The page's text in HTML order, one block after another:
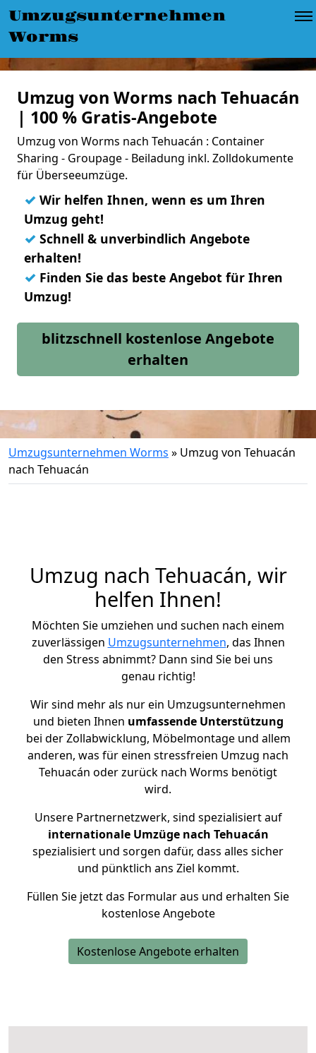
Umzugsunternehmen
Worms
Umzug von Worms nach Tehuacán
| 100 % Gratis-Angebote
Umzug von Worms nach Tehuacán : Container
Sharing - Groupage - Beiladung inkl. Zolldokumente
für Überseeumzüge.
✓ Wir helfen Ihnen, wenn es um Ihren
Umzug geht!
✓ Schnell & unverbindlich Angebote
erhalten!
✓ Finden Sie das beste Angebot für Ihren
Umzug!
blitzschnell kostenlose Angebote
erhalten
Umzugsunternehmen Worms » Umzug von Tehuacán
nach Tehuacán
Umzug nach Tehuacán, wir
helfen Ihnen!
Möchten Sie umziehen und suchen nach einem
zuverlässigen Umzugsunternehmen, das Ihnen
den Stress abnimmt? Dann sind Sie bei uns
genau richtig!
Wir sind mehr als nur ein Umzugsunternehmen
und bieten Ihnen umfassende Unterstützung
bei der Zollabwicklung, Möbelmontage und allem
anderen, was für einen stressfreien Umzug nach
Tehuacán oder zurück nach Worms benötigt
wird.
Unsere Partnernetzwerk, sind spezialisiert auf
internationale Umzüge nach Tehuacán
spezialisiert und sorgen dafür, dass alles sicher
und pünktlich ans Ziel kommt.
Füllen Sie jetzt das Formular aus und erhalten Sie
kostenlose Angebote
Kostenlose Angebote erhalten